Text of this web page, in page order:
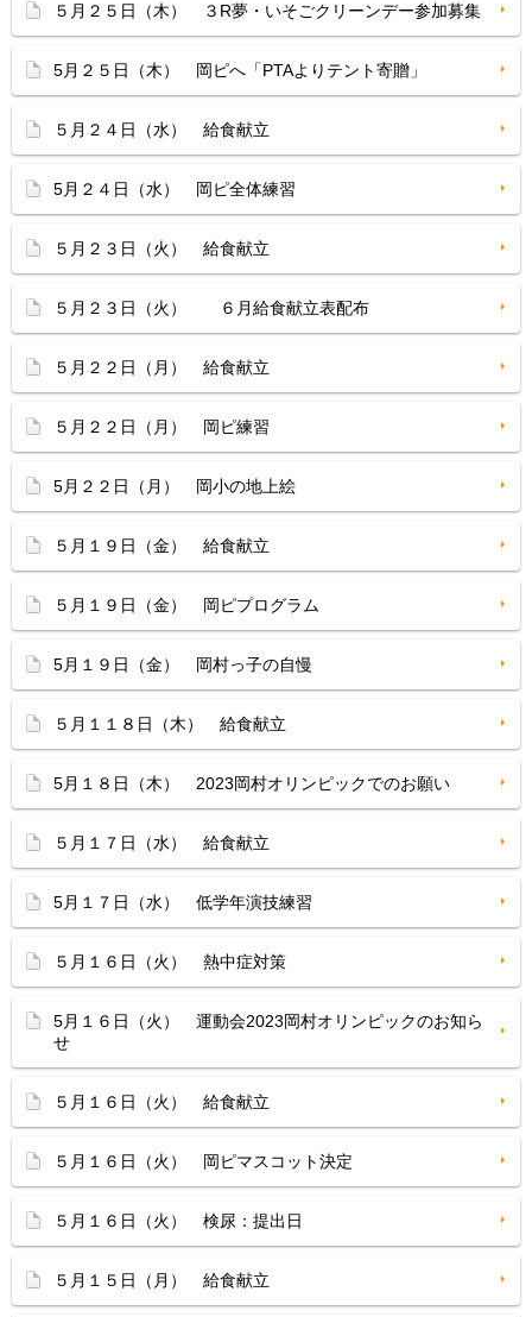
５月２５日（木） ３R夢・いそごクリーンデー参加募集
5月２５日（木） 岡ピへ「PTAよりテント寄贈」
５月２４日（水） 給食献立
5月２４日（水） 岡ピ全体練習
５月２３日（火） 給食献立
５月２３日（火） ６月給食献立表配布
５月２２日（月） 給食献立
５月２２日（月） 岡ピ練習
5月２２日（月） 岡小の地上絵
５月１９日（金） 給食献立
５月１９日（金） 岡ピプログラム
5月１９日（金） 岡村っ子の自慢
５月１１８日（木） 給食献立
5月１８日（木） 2023岡村オリンピックでのお願い
５月１７日（水） 給食献立
5月１７日（水） 低学年演技練習
５月１６日（火） 熱中症対策
5月１６日（火） 運動会2023岡村オリンピックのお知ら
せ
５月１６日（火） 給食献立
５月１６日（火） 岡ピマスコット決定
５月１６日（火） 検尿：提出日
５月１５日（月） 給食献立